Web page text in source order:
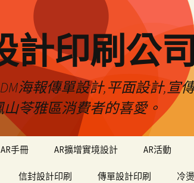
計印刷公司
海報傳單設計,平面設計,宣
苓雅區消費者的喜愛。
AR手冊 AR擴增實境設計 AR活動
信封設計印刷 傳單設計印刷 冷